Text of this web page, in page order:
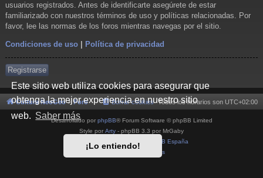
Este sitio web utiliza cookies para asegurar que
obtenga la mejor experiencia en nuestro sitio
web. Saber más
¡Lo entiendo!
usuarios registrados. Antes de identificarte asegúrete de estar
familiarizado con nuestros términos de uso y políticas relacionadas. Por
favor, lee las normas de los foros mientras navegas por el sitio.
Condiciones de uso Política de privacidad
Registrarse
Cultura NeoGeo Foro Todos los horarios son UTC+02:00
Borrar cookies
Desarrollado por phpBB® Forum Software © phpBB Limited
Style por Arty - phpBB 3.3 por MrGaby
phpBB España
Condiciones